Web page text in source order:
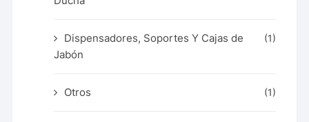
Dispensadores, Soportes Y Cajas de
Jabón
(1)
Otros (1)